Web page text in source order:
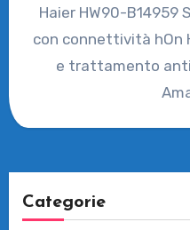
Haier HW90-B14959
con connettività hOn
e trattamento
Categorie